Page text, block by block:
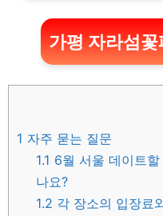
가평 자라섬
1 자주 묻는 질문
1.1 6월 서울 데이트
나요?
1.2 각 장소의 입장료